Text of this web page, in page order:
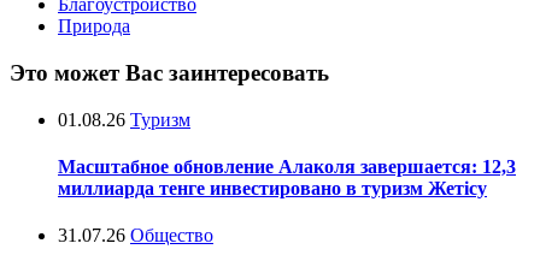
Благоустройство
Природа
Это может Вас заинтересовать
01.08.26 Туризм
Масштабное обновление Алаколя завершается: 12,3
миллиарда тенге инвестировано в туризм Жетісу
31.07.26 Общество